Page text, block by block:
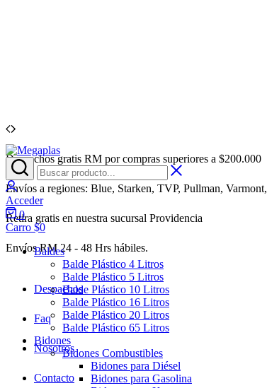
Despachos gratis RM por compras superiores a $200.000
Envíos a regiones: Blue, Starken, TVP, Pullman, Varmont,
Retira gratis en nuestra sucursal Providencia
Envíos RM 24 - 48 Hrs hábiles.
Despachos
Faq
Nosotros
Contacto
Megaplas
Venta
de
Envases
Plásticos
por
Mayor
Acceder
Acceder
0
Carro $0
Baldes
Balde Plástico 4 Litros
Balde Plástico 5 Litros
Balde Plástico 10 Litros
Balde Plástico 16 Litros
Balde Plástico 20 Litros
Balde Plástico 65 Litros
Bidones
Bidones Combustibles
Bidones para Diésel
Bidones para Gasolina